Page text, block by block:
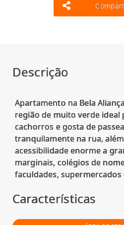
Descrição
Apartamento na Bela
região de muito verde ideal
cachorros e gosta de
tranquilamente na rua,
acessibilidade enorme a
marginais, colégios de
Características